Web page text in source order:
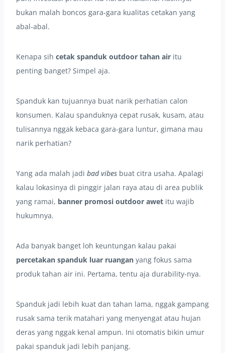
bukan malah boncos gara-gara kualitas cetakan yang
abal-abal.
Kenapa sih cetak spanduk outdoor tahan air itu
penting banget? Simpel aja.
Spanduk kan tujuannya buat narik perhatian calon
konsumen. Kalau spanduknya cepat rusak, kusam, atau
tulisannya nggak kebaca gara-gara luntur, gimana mau
narik perhatian?
Yang ada malah jadi bad vibes buat citra usaha. Apalagi
kalau lokasinya di pinggir jalan raya atau di area publik
yang ramai, banner promosi outdoor awet itu wajib
hukumnya.
Ada banyak banget loh keuntungan kalau pakai
percetakan spanduk luar ruangan yang fokus sama
produk tahan air ini. Pertama, tentu aja durability-nya.
Spanduk jadi lebih kuat dan tahan lama, nggak gampang
rusak sama terik matahari yang menyengat atau hujan
deras yang nggak kenal ampun. Ini otomatis bikin umur
pakai spanduk jadi lebih panjang.